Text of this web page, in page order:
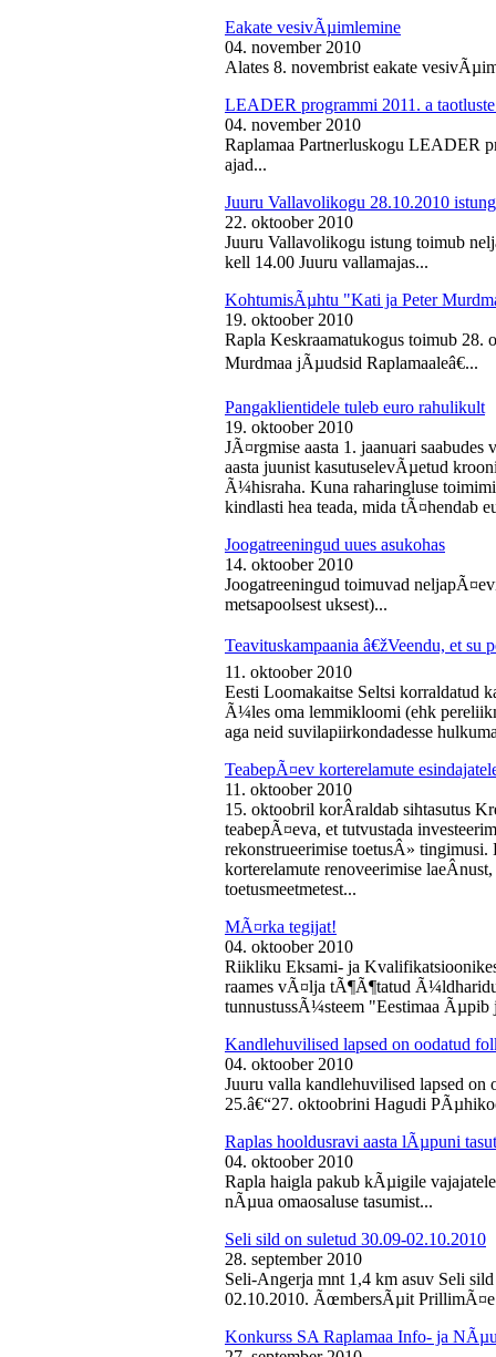
Eakate vesivÃµimlemine
04. november 2010
Alates 8. novembrist eakate
LEADER programmi 2011. a
04. november 2010
Raplamaa Partnerluskogu LEADER
ajad...
Juuru Vallavolikogu 28.10.2010 istung
22. oktoober 2010
Juuru Vallavolikogu istung toimub
kell 14.00 Juuru vallamajas...
KohtumisÃµhtu "Kati ja Peter
19. oktoober 2010
Rapla Keskraamatukogus toimub
Murdmaa jÃµudsid Raplamaaleâ€...
Pangaklientidele tuleb euro rahulikult
19. oktoober 2010
JÃ¤rgmise aasta 1. jaanuari
aasta juunist kasutuselevÃµetud
Ã¼hisraha. Kuna raharingluse
kindlasti hea teada, mida tÃ¤hendab
Joogatreeningud uues asukohas
14. oktoober 2010
Joogatreeningud toimuvad
metsapoolsest uksest)...
Teavituskampaania â€žVeendu, et su
11. oktoober 2010
Eesti Loomakaitse Seltsi korraldatud
Ã¼les oma lemmikloomi (ehk
aga neid suvilapiirkondadesse
TeabepÃ¤ev korterelamute
11. oktoober 2010
15. oktoobril korÂ­raldab sihtasutus
teabepÃ¤eva, et tutvustada
rekonstrueerimise toetusÂ»
korterelamute renoveerimise
toetusmeetmetest...
MÃ¤rka tegijat!
04. oktoober 2010
Riikliku Eksami- ja
raames vÃ¤lja tÃ¶Ã¶tatud
tunnustussÃ¼steem "Eestimaa
Kandlehuvilised lapsed on oodatud
04. oktoober 2010
Juuru valla kandlehuvilised lapsed
25.â€“27. oktoobrini Hagudi
Raplas hooldusravi aasta lÃµpuni
04. oktoober 2010
Rapla haigla pakub kÃµigile
nÃµua omaosaluse tasumist...
Seli sild on suletud 30.09-02.10.2010
28. september 2010
Seli-Angerja mnt 1,4 km asuv Seli
02.10.2010. ÃœmbersÃµit
Konkurss SA Raplamaa Info- ja